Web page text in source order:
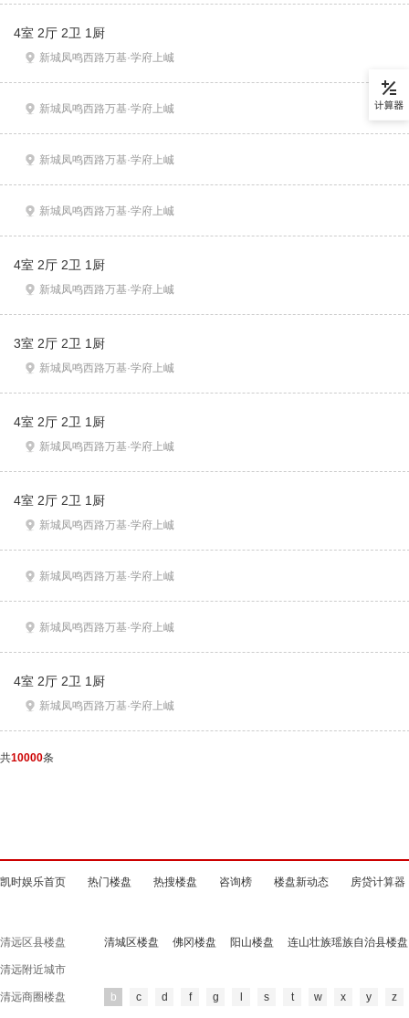
4室 2厅 2卫 1厨
新城凤鸣西路万基·学府上峸
新城凤鸣西路万基·学府上峸
新城凤鸣西路万基·学府上峸
新城凤鸣西路万基·学府上峸
4室 2厅 2卫 1厨
新城凤鸣西路万基·学府上峸
3室 2厅 2卫 1厨
新城凤鸣西路万基·学府上峸
4室 2厅 2卫 1厨
新城凤鸣西路万基·学府上峸
4室 2厅 2卫 1厨
新城凤鸣西路万基·学府上峸
新城凤鸣西路万基·学府上峸
新城凤鸣西路万基·学府上峸
4室 2厅 2卫 1厨
新城凤鸣西路万基·学府上峸
共10000条
凯时娱乐首页 热门楼盘 热搜楼盘 咨询榜 楼盘新动态 房贷计算器
清远区县楼盘 清城区楼盘 佛冈楼盘 阳山楼盘 连山壮族瑶族自治县楼盘
清远附近城市
清远商圈楼盘 b c d f g s t w x y z